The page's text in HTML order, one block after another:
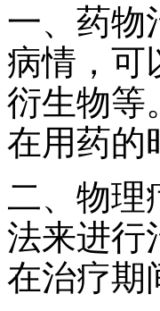
一、药物
病情，可
衍生物等
在用药的
二、物理
法来进行
在治疗期